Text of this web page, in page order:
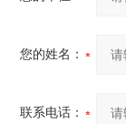
您的姓名：
联系电话：